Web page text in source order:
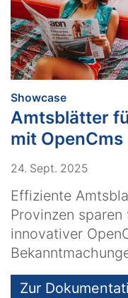
Showcase:
Amtsblätter
mit OpenCms
24. Sept. 2025
Effiziente
Provinzen
innovativer
Zur